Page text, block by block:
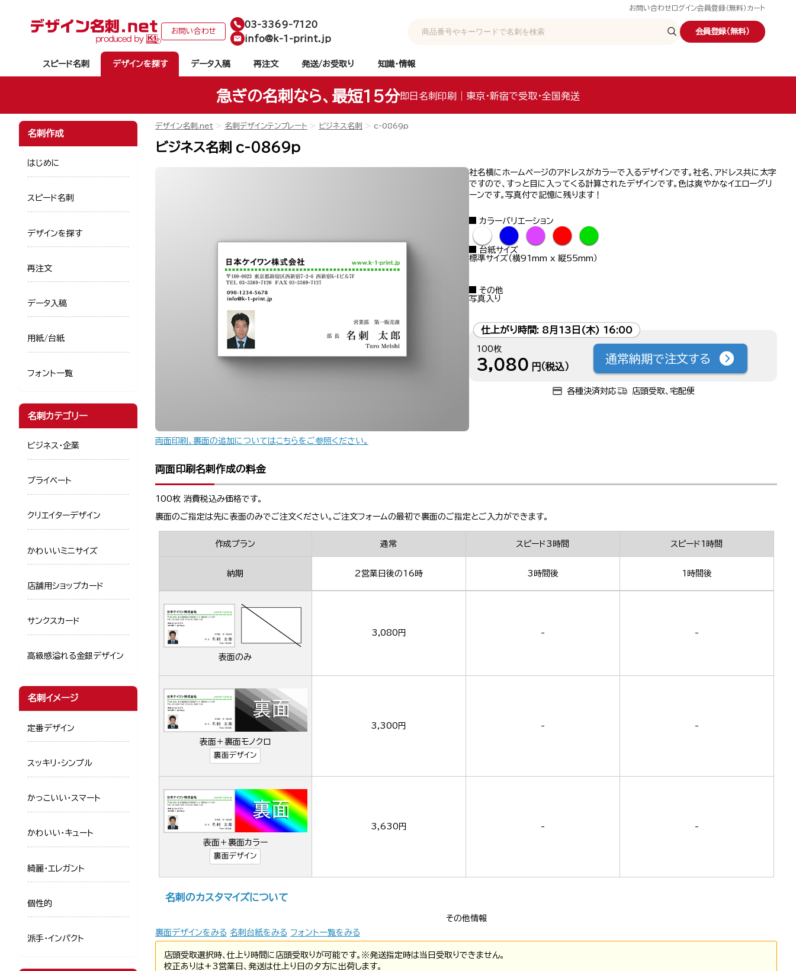
お問い合わせ ログイン会員登録（無料） カート
お問い合わせ
03-3369-7120
info@k-1-print.jp
会員登録（無料）
スピード名刺 デザインを探す データ入稿 再注文 発送/お受取り 知識・情報
急ぎの名刺なら、最短15分即日名刺印刷｜東京・新宿で受取・全国発送
デザイン名刺.net 名刺デザインテンプレート ビジネス名刺 c-0869p
ビジネス名刺 c-0869p
社名横にホームページのアドレスがカラーで入るデザインです。社名、アドレス共に太字
ですので、すっと目に入ってくる計算されたデザインです。色は爽やかなイエローグリ
ーンです。写真付で記憶に残ります！
カラーバリエーション
● ● ● ● ●
台紙サイズ
標準サイズ（横91mm x 縦55mm）
その他
写真入り
仕上がり時間: 8月13日(木) 16:00
100枚
3,080 円（税込）
通常納期で注文する
各種決済対応 店頭受取、宅配便
両面印刷、裏面の追加についてはこちらをご参照ください。
両面印刷名刺作成の料金
100枚 消費税込み価格です。
裏面のご指定は先に表面のみでご注文ください。ご注文フォームの最初で裏面のご指定とご入力ができます。
作成プラン 通常 スピード3時間 スピード1時間
納期 2営業日後の16時 3時間後 1時間後
表面のみ
3,080円 - -
表面＋裏面モノクロ
裏面デザイン
3,300円 - -
表面＋裏面カラー
裏面デザイン
3,630円 - -
名刺のカスタマイズについて
その他情報
裏面デザインをみる 名刺台紙をみる フォント一覧をみる
店頭受取選択時、仕上り時間に店頭受取りが可能です。※発送指定時は当日受取りできません。
校正ありは+3営業日、発送は仕上り日の夕方に出荷します。
名刺作成
はじめに
スピード名刺
デザインを探す
再注文
データ入稿
用紙/台紙
フォント一覧
名刺カテゴリー
ビジネス・企業
プライベート
クリエイターデザイン
かわいいミニサイズ
店舗用ショップカード
サンクスカード
高級感溢れる金銀デザイン
名刺イメージ
定番デザイン
スッキリ・シンプル
かっこいい・スマート
かわいい・キュート
綺麗・エレガント
個性的
派手・インパクト